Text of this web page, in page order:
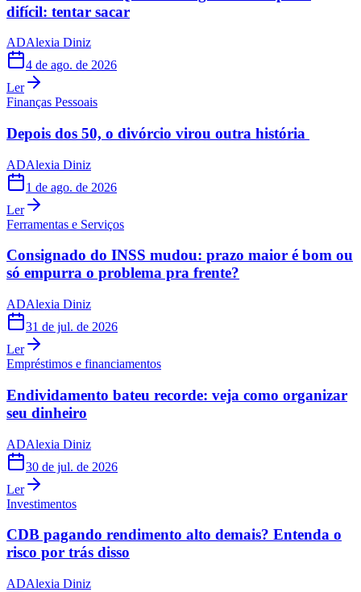
difícil: tentar sacar
ADAlexia Diniz
4 de ago. de 2026
Ler
Finanças Pessoais
Depois dos 50, o divórcio virou outra história
ADAlexia Diniz
1 de ago. de 2026
Ler
Ferramentas e Serviços
Consignado do INSS mudou: prazo maior é bom ou
só empurra o problema pra frente?
ADAlexia Diniz
31 de jul. de 2026
Ler
Empréstimos e financiamentos
Endividamento bateu recorde: veja como organizar
seu dinheiro
ADAlexia Diniz
30 de jul. de 2026
Ler
Investimentos
CDB pagando rendimento alto demais? Entenda o
risco por trás disso
ADAlexia Diniz